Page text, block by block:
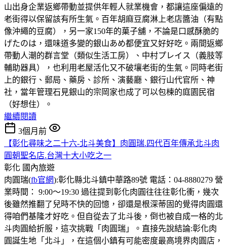
山出身企業返鄉帶動並提供年輕人就業機會，都讓這座偏遠的
老街得以保留該有所生氣。百年胡麻豆腐淋上老店醬油（有點
像沖繩的豆腐），另一家150年的菓子舖，不論是口感酥脆的
げたのは，還味道多變的銀山あめ都便宜又好好吃。兩間返鄉
帶動人潮的群言堂（類似生活工房）、中村プレイス（義肢等
輔助器具），也利用老屋活化又不破壤老街的生氣。同時老街
上的銀行、郵局、藥房、診所、演藝廳、銀行山代官所、神
社，當年管理石見銀山的宗岡家也成了可以包楝的庭園民宿
（好想住）。
繼續閱讀
3個月前
【彰化尋味之二十六-北斗美食】肉圓瑞.四代百年傳承北斗肉
圓朝聖名店.台灣十大小吃之一
彰化 國內旅遊
肉圓瑞(fb官網):彰化縣北斗鎮中華路89號 電話：04-8880279 營
業時間： 9:00～19:30 過往提到彰化肉圓往往往彰化衝，幾次
後雖然推翻了兒時不快的回憶，卻還是根深蒂固的覺得肉圓還
得咱們基隆才好吃。但自從去了北斗後，倒也被自成一格的北
斗肉圓給折服，這次挑戰「肉圓瑞」。直接先說結論:彰化肉
圓誕生地「北斗」，在這個小鎮有可能密度最高境界肉圓店，